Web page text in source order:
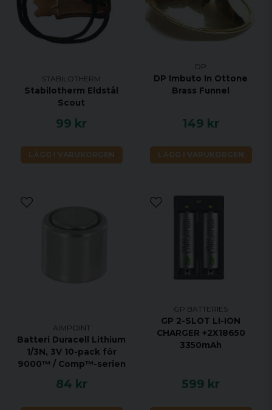
STABILOTHERM
Stabilotherm Eldstål
Scout
99 kr
LÄGG I VARUKORGEN
DP
DP Imbuto In Ottone
Brass Funnel
149 kr
LÄGG I VARUKORGEN
AIMPOINT
Batteri Duracell Lithium
1/3N, 3V 10-pack för
9000™ / Comp™-serien
84 kr
GP BATTERIES
GP 2-SLOT LI-ION
CHARGER +2X18650
3350mAh
599 kr